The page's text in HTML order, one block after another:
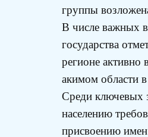
группы
В числе важных
государства
регионе активно
акимом области
Среди ключевых
населению
присвоению